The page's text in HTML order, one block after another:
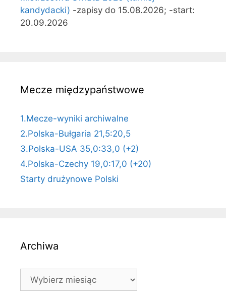
kandydacki) -zapisy do 15.08.2026; -start:
20.09.2026
Mecze międzypaństwowe
1.Mecze-wyniki archiwalne
2.Polska-Bułgaria 21,5:20,5
3.Polska-USA 35,0:33,0 (+2)
4.Polska-Czechy 19,0:17,0 (+20)
Starty drużynowe Polski
Archiwa
Archiwa